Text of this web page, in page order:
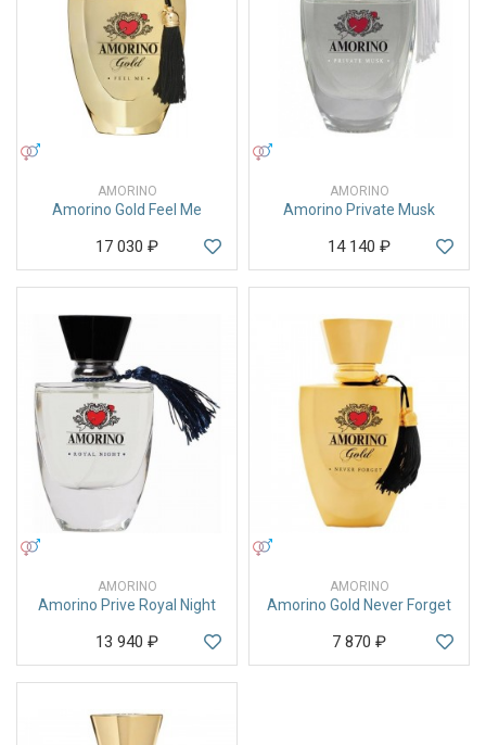
AMORINO
Amorino Gold Feel Me
17 030 ₽
AMORINO
Amorino Private Musk
14 140 ₽
AMORINO
Amorino Prive Royal Night
13 940 ₽
AMORINO
Amorino Gold Never Forget
7 870 ₽